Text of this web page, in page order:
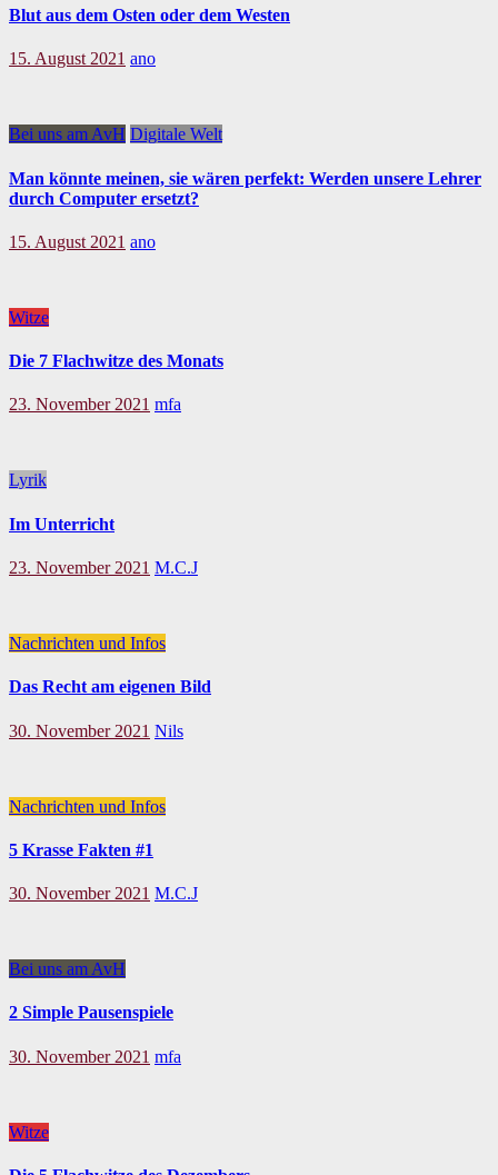
Blut aus dem Osten oder dem Westen
15. August 2021 ano
Bei uns am AvH Digitale Welt
Man könnte meinen, sie wären perfekt: Werden unsere Lehrer
durch Computer ersetzt?
15. August 2021 ano
Witze
Die 7 Flachwitze des Monats
23. November 2021 mfa
Lyrik
Im Unterricht
23. November 2021 M.C.J
Nachrichten und Infos
Das Recht am eigenen Bild
30. November 2021 Nils
Nachrichten und Infos
5 Krasse Fakten #1
30. November 2021 M.C.J
Bei uns am AvH
2 Simple Pausenspiele
30. November 2021 mfa
Witze